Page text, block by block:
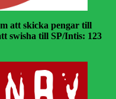
att skicka pengar till
swisha till SP/Intis: 123